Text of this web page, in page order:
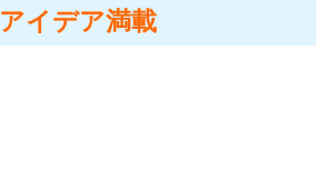
アイデア満載